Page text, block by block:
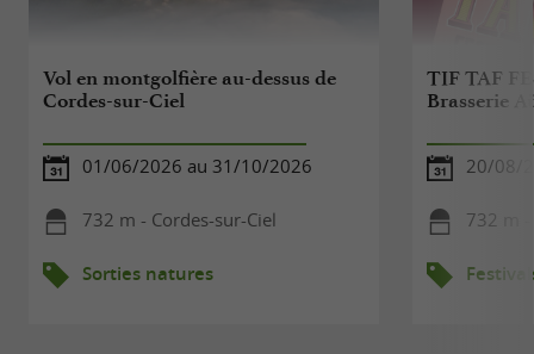
Vol en montgolfière au-dessus de
Cordes-sur-Ciel
01/06/2026 au 31/10/2026
732 m - Cordes-sur-Ciel
Sorties natures
TIF TAF
Brasserie
20/08/
732 m -